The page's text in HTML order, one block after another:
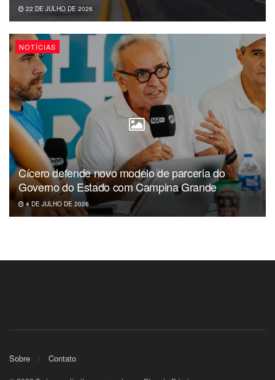
22 DE JULHO DE 2026
NOTÍCIAS
Cícero defende novo modelo de parceria do
Governo do Estado com Campina Grande
4 DE JULHO DE 2026
Sobre Contato